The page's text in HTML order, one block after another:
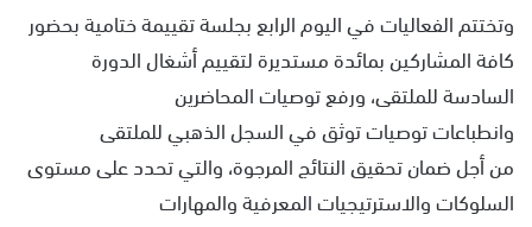
وتختتم الفعاليات في اليوم الرابع بجلسة تقييمة ختامية بحضور
كافة المشاركين بمائدة مستديرة لتقييم أشغال الدورة
السادسة للملتقى، ورفع توصيات المحاضرين
وانطباعات توصيات توثق في السجل الذهبي للملتقى
من أجل ضمان تحقيق النتائج المرجوة، والتي تحدد على مستوى
السلوكات والاسترتيجيات المعرفية والمهارات